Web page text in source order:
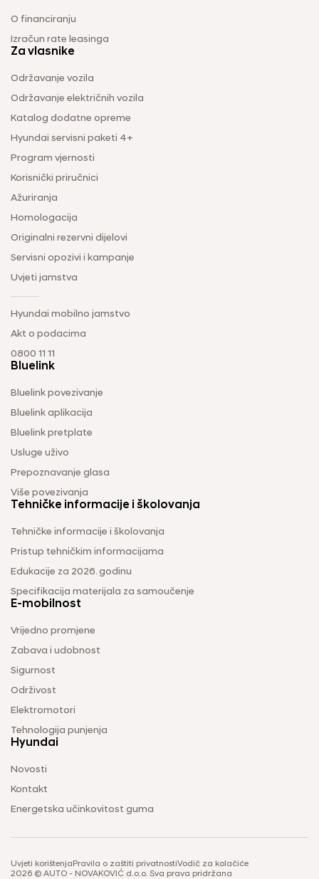
O financiranju
Izračun rate leasinga
Za vlasnike
Održavanje vozila
Održavanje električnih vozila
Katalog dodatne opreme
Hyundai servisni paketi 4+
Program vjernosti
Korisnički priručnici
Ažuriranja
Homologacija
Originalni rezervni dijelovi
Servisni opozivi i kampanje
Uvjeti jamstva
Hyundai mobilno jamstvo
Akt o podacima
0800 11 11
Bluelink
Bluelink povezivanje
Bluelink aplikacija
Bluelink pretplate
Usluge uživo
Prepoznavanje glasa
Više povezivanja
Tehničke informacije i školovanja
Tehničke informacije i školovanja
Pristup tehničkim informacijama
Edukacije za 2026. godinu
Specifikacija materijala za samoučenje
E-mobilnost
Vrijedno promjene
Zabava i udobnost
Sigurnost
Održivost
Elektromotori
Tehnologija punjenja
Hyundai
Novosti
Kontakt
Energetska učinkovitost guma
Uvjeti korištenja Pravila o zaštiti privatnostiVodič za kolačiće
2026 © AUTO - NOVAKOVIĆ d.o.o. Sva prava pridržana